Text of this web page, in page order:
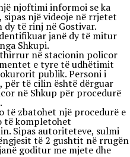
njoftimi informoi se ka
një videoje në rrjetet
dy të rinj në Gostivar.
janë dy të mitur
Shkupi.
në stacionin policor
e tyre të udhëtimit
publik. Personi i
për të cilin është dërguar
në Shkup për procedurë
të zbatohet një procedurë e
të kompletohet
Sipas autoriteteve, sulmi
të 2 gushtit në rrugën
goditur me mjete dhe